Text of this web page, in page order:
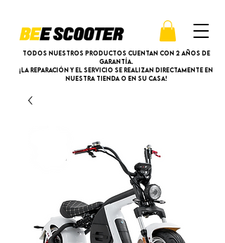
Todos nuestros productos cuentan con 2 años de
garantía.
¡La reparación y el servicio se realizan directamente en
nuestra tienda o en su casa!